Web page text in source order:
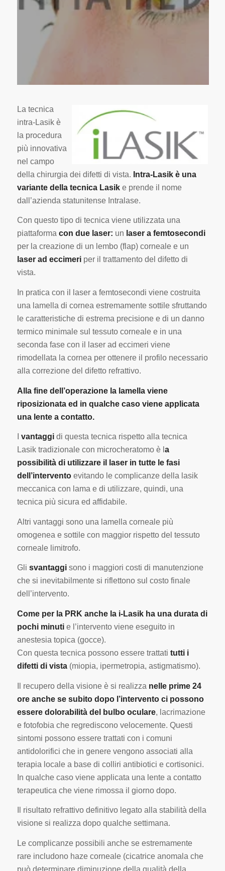
La tecnica
intra-Lasik è
la procedura
più innovativa
nel campo
della chirurgia dei difetti di vista. Intra-Lasik è una
variante della tecnica Lasike prende il nome
dall’azienda statunitense Intralase.
Con questo tipo di tecnica viene utilizzata una
piattaforma con due laser: un laser a femtosecondi
per la creazione di un lembo (flap) corneale e un
laser ad eccimeriper il trattamento del difetto di
vista.
In pratica con il laser a femtosecondi viene costruita
una lamella di cornea estremamente sottile sfruttando
le caratteristiche di estrema precisione e di un danno
termico minimale sul tessuto corneale e in una
seconda fase con il laser ad eccimeri viene
rimodellata la cornea per ottenere il profilo necessario
alla correzione del difetto refrattivo.
Alla fine dell’operazione la lamella viene
riposizionata ed in qualche caso viene applicata
una lente a contatto.
vantaggidi questa tecnica rispetto alla tecnica
Lasik tradizionale con microcheratomo è l a
possibilità di utilizzare il laser in tutte le fasi
dell’interventoevitando le complicanze della lasik
meccanica con lama e di utilizzare, quindi, una
tecnica più sicura ed affidabile.
Altri vantaggi sono una lamella corneale più
omogenea e sottile con maggior rispetto del tessuto
corneale limitrofo.
Gli svantaggisono i maggiori costi di manutenzione
che si inevitabilmente si riflettono sul costo finale
dell’intervento.
Come per la PRK anche la i-Lasik ha una durata di
pochi minutie l’intervento viene eseguito in
anestesia topica (gocce).
Con questa tecnica possono essere trattati tutti i
difetti di vista(miopia, ipermetropia, astigmatismo).
Il recupero della visione è si realizza nelle prime 24
ore anche se subito dopo l’intervento ci possono
essere dolorabilità del bulbo oculare, lacrimazione
e fotofobia che regrediscono velocemente. Questi
sintomi possono essere trattati con i comuni
antidolorifici che in genere vengono associati alla
terapia locale a base di colliri antibiotici e cortisonici.
In qualche caso viene applicata una lente a contatto
terapeutica che viene rimossa il giorno dopo.
Il risultato refrattivo definitivo legato alla stabilità della
visione si realizza dopo qualche settimana.
Le complicanze possibili anche se estremamente
rare includono haze corneale (cicatrice anomala che
può determinare diminuzione della qualità della